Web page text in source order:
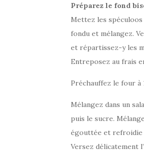
Préparez le fond
Mettez les
fondu et mélangez.
et répartissez-y les
Entreposez au frais
Préchauffez le four à
Mélangez dans un
puis le sucre.
égouttée et refroidie
Versez délicatement